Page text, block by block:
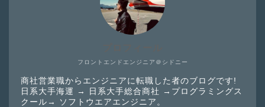
フロントエンドエンジニア＠シドニー
商社営業職からエンジニアに転職した者のブログです!
日系大手海運 → 日系大手総合商社 →プログラミングス
クール→ ソフトウエアエンジニア。